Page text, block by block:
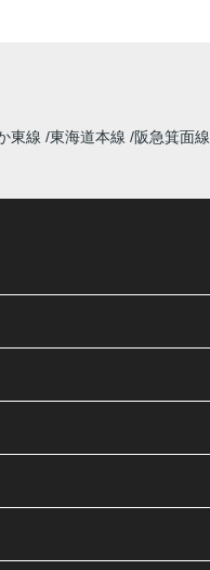
東線 東海道本線 阪急箕面線